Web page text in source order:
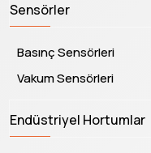
Sensörler
Basınç Sensörleri
Vakum Sensörleri
Endüstriyel Hortumlar